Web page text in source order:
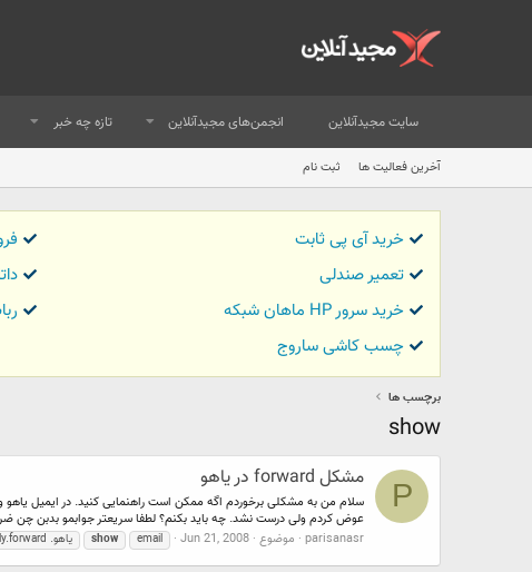
سایت مجیدآنلاین انجمن‌های مجیدآنلاین تازه چه خبر
آخرین فعالیت ها ثبت نام
خرید آی پی ثابت
تعمیر صندلی
خرید سرور HP ماهان شبکه
چسب کاشی ساروج
برچسب ها
show
P
مشکل forward در یاهو
عوض کردم ولی درست نشد. چه باید بکنم؟ لطفا سریعتر جوابمو بدبن چن
parisanasr موضوع Jun 21, 2008
email
show یاهو. reply.forward